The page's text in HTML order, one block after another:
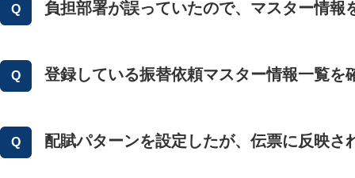
負担部署が誤っていたので、マスター情
登録している振替依頼マスター情報一覧を
配賦パターンを設定したが、伝票に反映さ